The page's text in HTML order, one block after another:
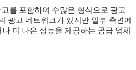
를 포함하여 수많은 형식으로 광고
광고 네트워크가 있지만 일부 측면에
더 나은 성능을 제공하는 공급 업체